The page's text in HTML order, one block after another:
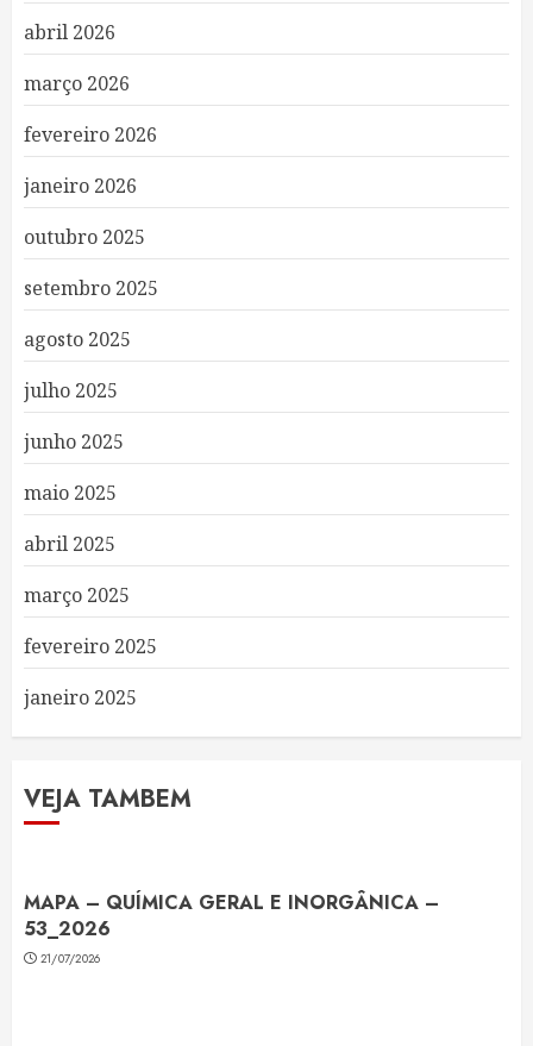
abril 2026
março 2026
fevereiro 2026
janeiro 2026
outubro 2025
setembro 2025
agosto 2025
julho 2025
junho 2025
maio 2025
abril 2025
março 2025
fevereiro 2025
janeiro 2025
VEJA TAMBEM
MAPA – QUÍMICA GERAL E INORGÂNICA –
53_2026
21/07/2026